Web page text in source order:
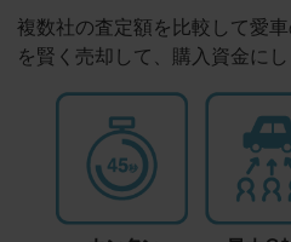
複数社の査定額を比較して愛
を賢く売却して、購入資金にし